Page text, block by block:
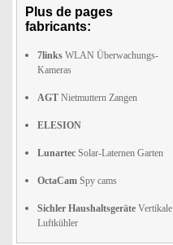
Plus de pages
fabricants:
7links WLAN Überwachungs-
Kameras
AGT Nietmuttern Zangen
ELESION
Lunartec Solar-Laternen Garten
OctaCam Spy cams
Sichler Haushaltsgeräte Vertikale
Luftkühler